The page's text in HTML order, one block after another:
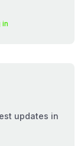
in
updates in